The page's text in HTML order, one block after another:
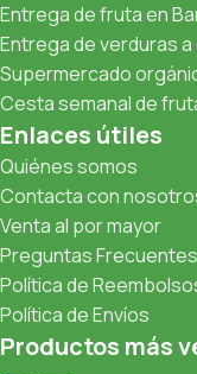
Entrega de fruta en
Entrega de verduras
Supermercado
Cesta semanal de
Enlaces útiles
Quiénes somos
Contacta con
Venta al por mayor
Preguntas Frecuentes
Política de
Política de Envíos
Productos más